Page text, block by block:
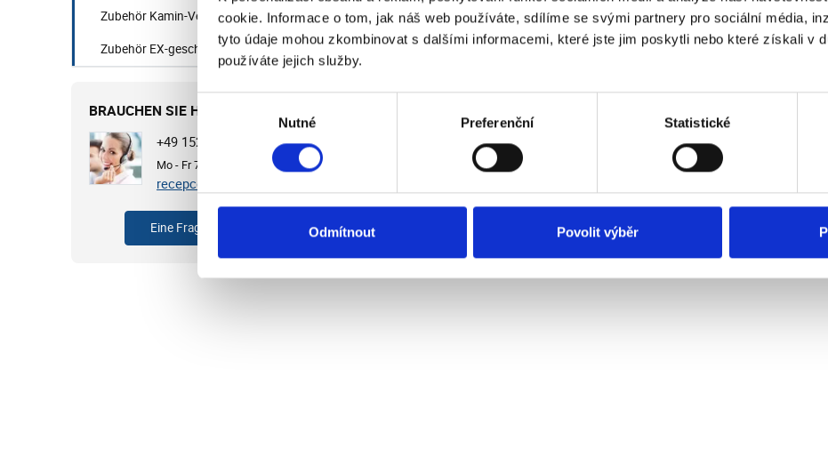
cookie. Informace o tom, jak náš web používáte, sdílíme se svými partnery pro sociální média,
tyto údaje mohou zkombinovat s dalšími informacemi, které jste jim poskytli nebo které získali v
používáte jejich služby.
Nutné Preferenční Statistické
Odmítnout Povolit výběr
Dieses Produkt wurde noch nicht bewertet.
Zubehör Kamin-Ventilatoren (Heißluft)
Zubehör EX-geschützte Ventilatoren
BRAUCHEN SIE HILFE?
+49 1525 4513649
Mo - Fr 7:00 - 15:30 Uhr
recepce@cvb.cz
Eine Frage stellen